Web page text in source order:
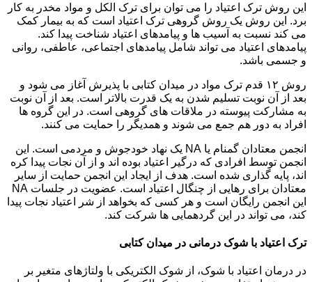
این روش ترک اعتیاد را می توان برای ترک الکل و مواد مخدر به کار
برد. این روش یک روش گروهی ترک اعتیاد است که به بیمار کمک
می کند نسبت به آسیب ها و پیامدهای اعتیاد شناخت پیدا کند.
پیامدهای اعتیاد می تواند شامل پیامدهای اجتماعی، عاطفی، روانی
و جسمی باشد.
روش ۱۲ قدم ترک مواد در میدان کتابی با پذیرش آغاز می شود و
بعد از آن نوبت تسلیم شدن به یک قدرت بالاتر است. بعد از آن نوبت
به مشارکت پیوسته در ملاقات های گروهی است. در این گروه ها
افراد به دور هم جمع می شوند و همدیگر را حمایت می کنند.
انجمن معتادان گمنام یا NA یک نهاد خودجوش و مردمی است. این
انجمن توسط افرادی که درگیر اعتیاد بوده اند و از آن نجات پیدا کره
اند، پایه گذاری شده است. هدف از ایجاد این انجمن حمایت از سایر
معتادان برای رهایی از چنگال اعتیاد است. عضویت در جلسات NA
این انجمن رایگان است و هر کسی که بخواهد از شر اعتیاد نجات پیدا
کند، می تواند در این گردهمایی ها شرکت کند.
ترک اعتیاد با شوک درمانی در میدان کتابی
در درمان اعتیاد با شوک، از شوک الکتریکی با ولتاژهای متغیر بر